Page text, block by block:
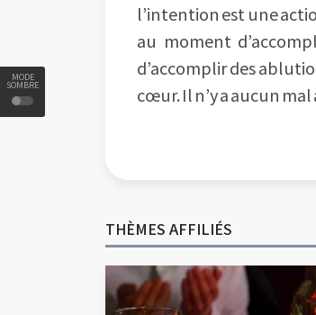
MODE
SOMBRE
l’intention est une
au moment
d’accomplir des
cœur. Il n’y a aucun mal
THÈMES AFFILIÉS